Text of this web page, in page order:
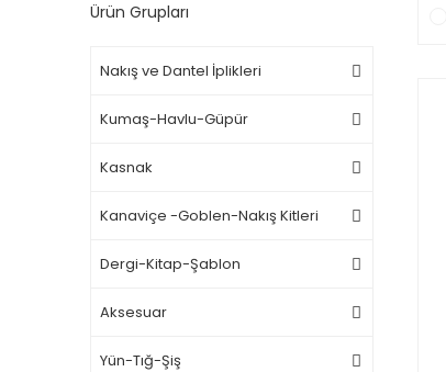
Ürün Grupları
Nakış ve Dantel İplikleri
Kumaş-Havlu-Güpür
Kasnak
Kanaviçe -Goblen-Nakış Kitleri
Dergi-Kitap-Şablon
Aksesuar
Yün-Tığ-Şiş